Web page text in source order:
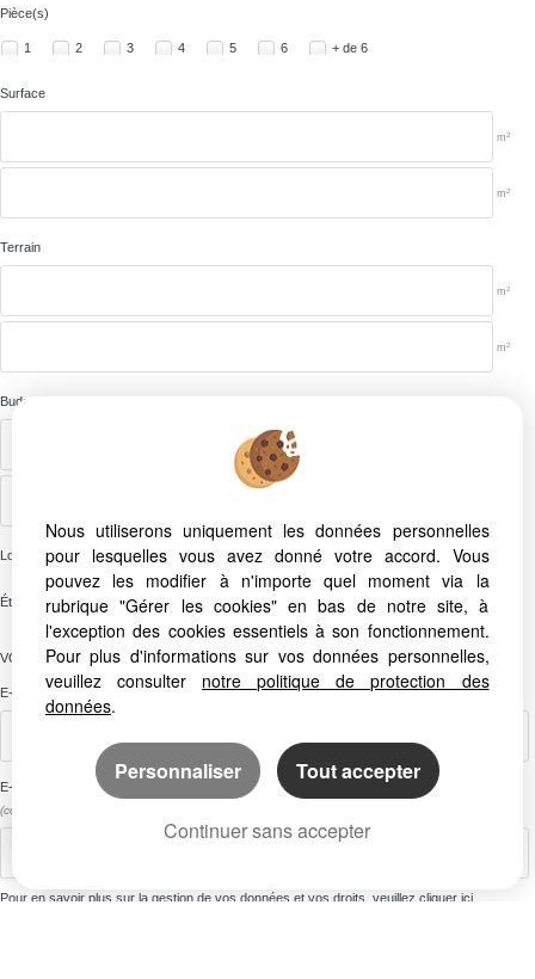
Pièce(s)
1 2 3 4 5 6 + de 6
Surface
m2
m2
Terrain
m2
m2
Budget
Localité
Veuillez renseigner une localité
Étendre à
VOTRE ADRESSE E-MAIL
E-mail
E-mail
(confirmer)
Pour en savoir plus sur la gestion de vos données et vos droits, veuillez cliquer ici
Nous utiliserons uniquement les données personnelles
pour lesquelles vous avez donné votre accord. Vous
pouvez les modifier à n'importe quel moment via la
rubrique "Gérer les cookies" en bas de notre site, à
l'exception des cookies essentiels à son fonctionnement.
Pour plus d'informations sur vos données personnelles,
veuillez consulter notre politique de protection des
données.
Personnaliser Tout accepter
Continuer sans accepter